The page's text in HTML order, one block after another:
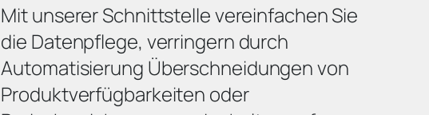
Mit unserer Schnittstelle vereinfachen Sie
die Datenpflege, verringern durch
Automatisierung Überschneidungen von
Produktverfügbarkeiten oder